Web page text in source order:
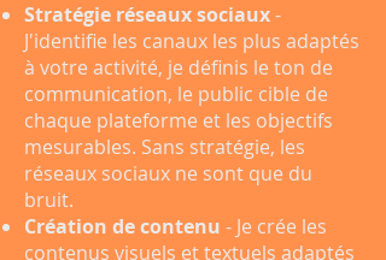
Stratégie réseaux sociaux-
J'identifie les canaux les plus adaptés
à votre activité, je définis le ton de
communication, le public cible de
chaque plateforme et les objectifs
mesurables. Sans stratégie, les
réseaux sociaux ne sont que du
bruit.
Création de contenu - Je crée les
contenus visuels et textuels adaptés